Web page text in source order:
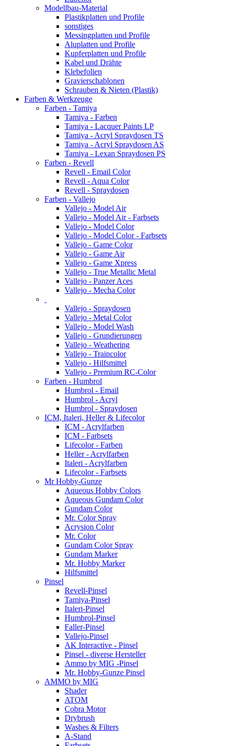
Modellbau-Material
Plastikplatten und Profile
sonstiges
Messingplatten und Profile
Aluplatten und Profile
Kupferplatten und Profile
Kabel und Drähte
Klebefolien
Gravierschablonen
Schrauben & Nieten (Plastik)
Farben & Werkzeuge
Farben - Tamiya
Tamiya - Farben
Tamiya - Lacquer Paints LP
Tamiya - Acryl Spraydosen TS
Tamiya - Acryl Spraydosen AS
Tamiya - Lexan Spraydosen PS
Farben - Revell
Revell - Email Color
Revell - Aqua Color
Revell - Spraydosen
Farben - Vallejo
Vallejo - Model Air
Vallejo - Model Air - Farbsets
Vallejo - Model Color
Vallejo - Model Color - Farbsets
Vallejo - Game Color
Vallejo - Game Air
Vallejo - Game Xpress
Vallejo - True Metallic Metal
Vallejo - Panzer Aces
Vallejo - Mecha Color
Vallejo - Spraydosen
Vallejo - Metal Color
Vallejo - Model Wash
Vallejo - Grundierungen
Vallejo - Weathering
Vallejo - Traincolor
Vallejo - Hilfsmittel
Vallejo - Premium RC-Color
Farben - Humbrol
Humbrol - Email
Humbrol - Acryl
Humbrol - Spraydosen
ICM, Italeri, Heller & Lifecolor
ICM - Acrylfarben
ICM - Farbsets
Lifecolor - Farben
Heller - Acrylfarben
Italeri - Acrylfarben
Lifecolor - Farbsets
Mr Hobby-Gunze
Aqueous Hobby Colors
Aqueous Gundam Color
Gundam Color
Mr. Color Spray
Acrysion Color
Mr. Color
Gundam Color Spray
Gundam Marker
Mr. Hobby Marker
Hilfsmittel
Pinsel
Revell-Pinsel
Tamiya-Pinsel
Italeri-Pinsel
Humbrol-Pinsel
Faller-Pinsel
Vallejo-Pinsel
AK Interactive - Pinsel
Pinsel - diverse Hersteller
Ammo by MIG -Pinsel
Mr. Hobby-Gunze Pinsel
AMMO by MIG
Shader
ATOM
Cobra Motor
Drybrush
Washes & Filters
A-Stand